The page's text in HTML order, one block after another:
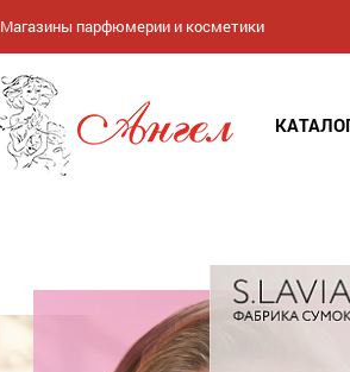
Магазины парфюмерии и косметики